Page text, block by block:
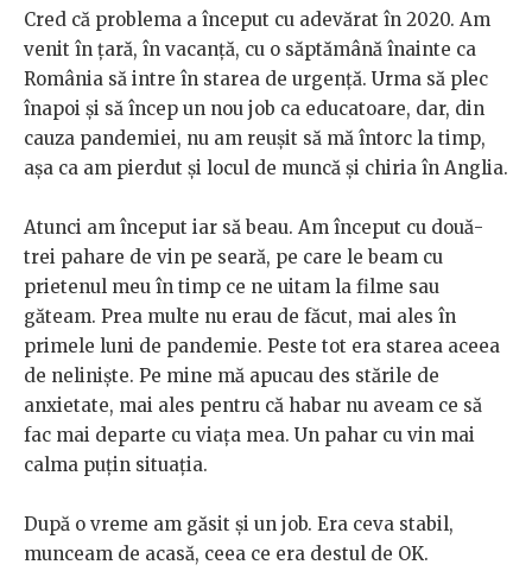
Cred că problema a început cu adevărat în 2020. Am
venit în țară, în vacanță, cu o săptămână înainte ca
România să intre în starea de urgență. Urma să plec
înapoi și să încep un nou job ca educatoare, dar, din
cauza pandemiei, nu am reușit să mă întorc la timp,
așa ca am pierdut și locul de muncă și chiria în Anglia.
Atunci am început iar să beau. Am început cu două-
trei pahare de vin pe seară, pe care le beam cu
prietenul meu în timp ce ne uitam la filme sau
găteam. Prea multe nu erau de făcut, mai ales în
primele luni de pandemie. Peste tot era starea aceea
de neliniște. Pe mine mă apucau des stările de
anxietate, mai ales pentru că habar nu aveam ce să
fac mai departe cu viața mea. Un pahar cu vin mai
calma puțin situația.
După o vreme am găsit și un job. Era ceva stabil,
munceam de acasă, ceea ce era destul de OK.